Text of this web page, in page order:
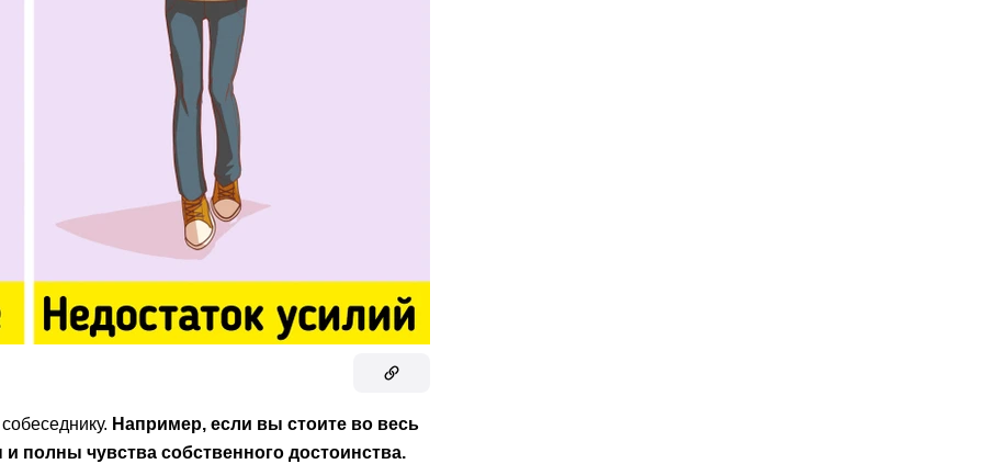
Например, если вы стоите во весь
полны чувства собственного достоинства.